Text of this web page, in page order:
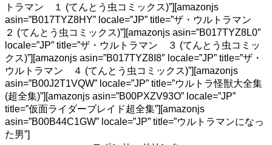
トラマン １ (てんとう虫コミックス)”][amazonjs
asin=”B017TYZ8HY” locale=”JP” title=”ザ・ウルトラマン
２ (てんとう虫コミックス)”][amazonjs asin=”B017TYZ8L0″
locale=”JP” title=”ザ・ウルトラマン ３ (てんとう虫コミッ
クス)”][amazonjs asin=”B017TYZ8I8″ locale=”JP” title=”ザ・
ウルトラマン ４ (てんとう虫コミックス)”][amazonjs
asin=”B00J2T1VQW” locale=”JP” title=”ウルトラ怪獣大全集
(超全集)”][amazonjs asin=”B00PXZV93O” locale=”JP”
title=”仮面ライダーブレイド超全集”][amazonjs
asin=”B00B44C1GW” locale=”JP” title=”ウルトラマンになっ
た男”]